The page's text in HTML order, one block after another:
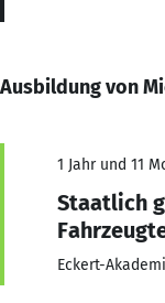
Ausbildung von
1 Jahr und 11
Staatlich
Eckert-